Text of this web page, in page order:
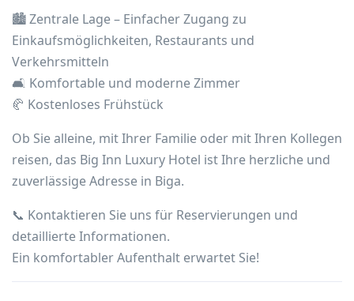
🏙️ Zentrale Lage – Einfacher Zugang zu
Einkaufsmöglichkeiten, Restaurants und
Verkehrsmitteln
🛋️ Komfortable und moderne Zimmer
🥐 Kostenloses Frühstück
Ob Sie alleine, mit Ihrer Familie oder mit Ihren Kollegen
reisen, das Big Inn Luxury Hotel ist Ihre herzliche und
zuverlässige Adresse in Biga.
📞 Kontaktieren Sie uns für Reservierungen und
detaillierte Informationen.
Ein komfortabler Aufenthalt erwartet Sie!